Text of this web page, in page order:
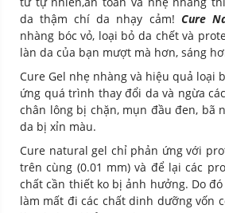
da thậm chí da nhạy cảm! Cure
nhàng bóc vỏ, loại bỏ da chết và
làn da của bạn mượt mà hơn, sáng
Cure Gel nhẹ nhàng và hiệu quả loại
ứng quá trình thay đổi da và ngừa
chân lông bị chặn, mụn đầu đen, bã
da bị xỉn màu.
Cure natural gel chỉ phản ứng với
trên cùng (0.01 mm) và để lại các
chất cần thiết ko bị ảnh hưởng. Do
làm mất đi các chất dinh dưỡng vốn